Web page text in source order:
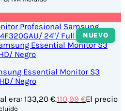
NUEVO
Essential Monitor S3
Negro
era: 133,20 €.110,99 €El precio